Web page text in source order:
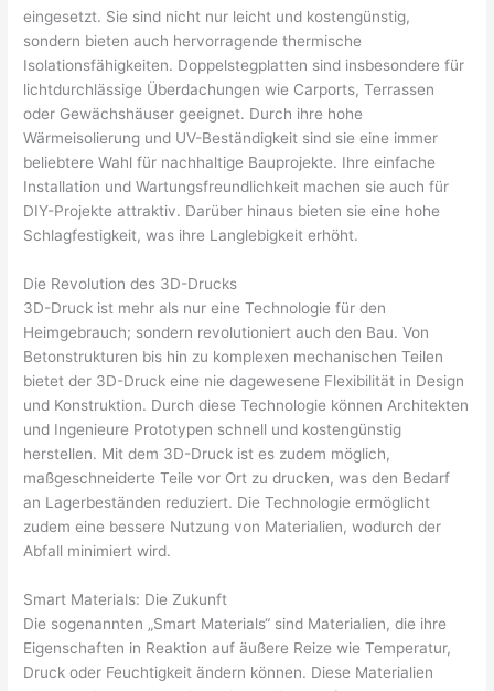
eingesetzt. Sie sind nicht nur leicht und kostengünstig,
sondern bieten auch hervorragende thermische
Isolationsfähigkeiten. Doppelstegplatten sind insbesondere für
lichtdurchlässige Überdachungen wie Carports, Terrassen
oder Gewächshäuser geeignet. Durch ihre hohe
Wärmeisolierung und UV-Beständigkeit sind sie eine immer
beliebtere Wahl für nachhaltige Bauprojekte. Ihre einfache
Installation und Wartungsfreundlichkeit machen sie auch für
DIY-Projekte attraktiv. Darüber hinaus bieten sie eine hohe
Schlagfestigkeit, was ihre Langlebigkeit erhöht.
Die Revolution des 3D-Drucks
3D-Druck ist mehr als nur eine Technologie für den
Heimgebrauch; sondern revolutioniert auch den Bau. Von
Betonstrukturen bis hin zu komplexen mechanischen Teilen
bietet der 3D-Druck eine nie dagewesene Flexibilität in Design
und Konstruktion. Durch diese Technologie können Architekten
und Ingenieure Prototypen schnell und kostengünstig
herstellen. Mit dem 3D-Druck ist es zudem möglich,
maßgeschneiderte Teile vor Ort zu drucken, was den Bedarf
an Lagerbeständen reduziert. Die Technologie ermöglicht
zudem eine bessere Nutzung von Materialien, wodurch der
Abfall minimiert wird.
Smart Materials: Die Zukunft
Die sogenannten „Smart Materials“ sind Materialien, die ihre
Eigenschaften in Reaktion auf äußere Reize wie Temperatur,
Druck oder Feuchtigkeit ändern können. Diese Materialien